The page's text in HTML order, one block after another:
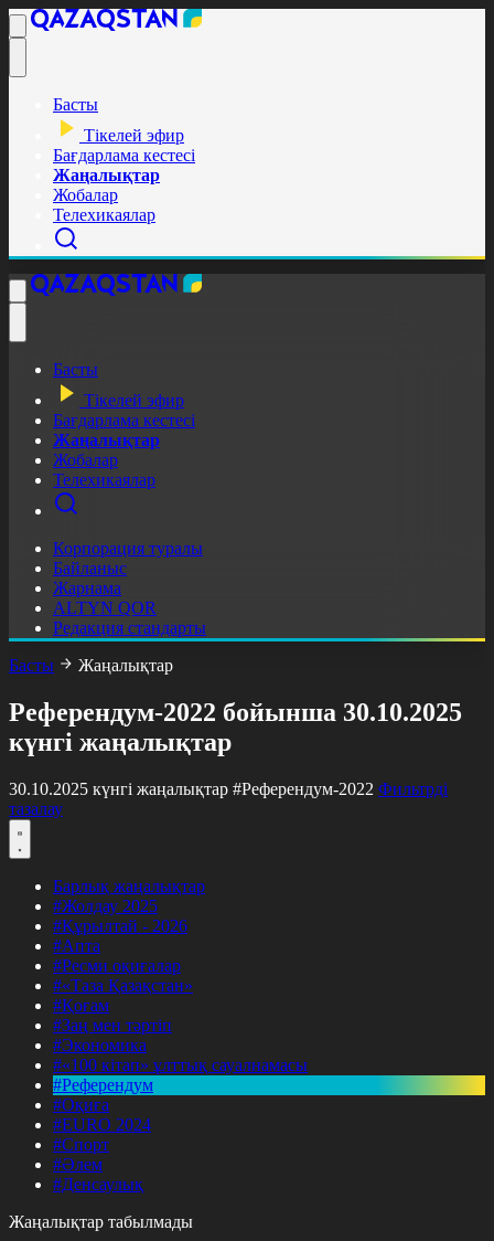
Басты
Тікелей эфир
Бағдарлама кестесі
Жаңалықтар
Жобалар
Телехикаялар
Басты
Тікелей эфир
Бағдарлама кестесі
Жаңалықтар
Жобалар
Телехикаялар
Корпорация туралы
Байланыс
Жарнама
ALTYN QOR
Редакция стандарты
Басты
Жаңалықтар
Референдум-2022 бойынша 30.10.2025
күнгі жаңалықтар
30.10.2025 күнгі жаңалықтар #Референдум-2022 Фильтрді
тазалау
Барлық жаңалықтар
#Жолдау 2025
#Құрылтай - 2026
#Апта
#Ресми оқиғалар
#«Таза Қазақстан»
#Қоғам
#Заң мен тәртіп
#Экономика
#«100 кітап» ұлттық сауалнамасы
#Референдум
#Оқиға
#EURO 2024
#Спорт
#Әлем
#Денсаулық
Жаңалықтар табылмады